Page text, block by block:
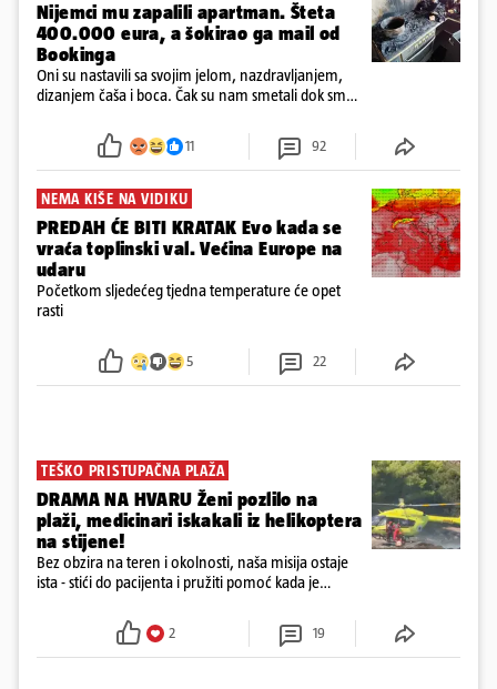
Nijemci mu zapalili apartman. Šteta
400.000 eura, a šokirao ga mail od
Bookinga
Oni su nastavili sa svojim jelom, nazdravljanjem,
dizanjem čaša i boca. Čak su nam smetali dok smo
požar, rekao je vlasnik
11 92
NEMA KIŠE NA VIDIKU
PREDAH ĆE BITI KRATAK Evo kada se
vraća toplinski val. Većina Europe na
udaru
Početkom sljedećeg tjedna temperature će opet
rasti
5 22
TEŠKO PRISTUPAČNA PLAŽA
DRAMA NA HVARU Ženi pozlilo na
plaži, medicinari iskakali iz helikoptera
na stijene!
Bez obzira na teren i okolnosti, naša misija ostaje
ista - stići do pacijenta i pružiti pomoć kada je
2 19